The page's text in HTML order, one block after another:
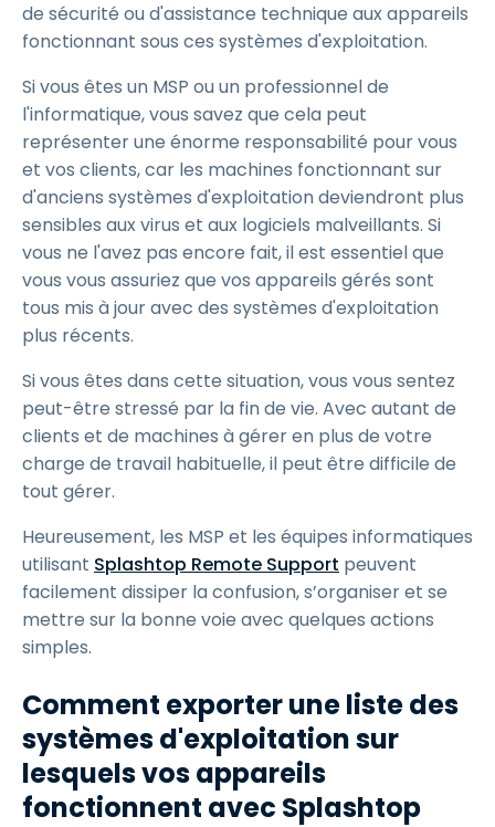
de sécurité ou d'assistance technique aux appareils
fonctionnant sous ces systèmes d'exploitation.
Si vous êtes un MSP ou un professionnel de
l'informatique, vous savez que cela peut
représenter une énorme responsabilité pour vous
et vos clients, car les machines fonctionnant sur
d'anciens systèmes d'exploitation deviendront plus
sensibles aux virus et aux logiciels malveillants. Si
vous ne l'avez pas encore fait, il est essentiel que
vous vous assuriez que vos appareils gérés sont
tous mis à jour avec des systèmes d'exploitation
plus récents.
Si vous êtes dans cette situation, vous vous sentez
peut-être stressé par la fin de vie. Avec autant de
clients et de machines à gérer en plus de votre
charge de travail habituelle, il peut être difficile de
tout gérer.
Heureusement, les MSP et les équipes informatiques
utilisant Splashtop Remote Support peuvent
facilement dissiper la confusion, s’organiser et se
mettre sur la bonne voie avec quelques actions
simples.
Comment exporter une liste des
systèmes d'exploitation sur
lesquels vos appareils
fonctionnent avec Splashtop